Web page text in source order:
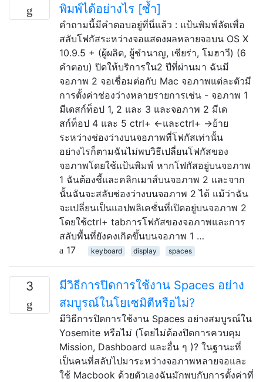
พิมพ์ได้อย่างไร [ซ้ำ]
คำถามนี้มีคำตอบอยู่ที่นี่แล้ว : แป้นพิมพ์ลัดเพื่อ
สลับโฟกัสระหว่างจอแสดงผลหลายจอบน OS X
10.9.5 + (ผู้ผลิต, ผู้ชำนาญ, เซียร่า, โมฮาวี) (6
คำตอบ) ปิดให้บริการใน2 ปีที่ผ่านมา ฉันมี
จอภาพ 2 จอเชื่อมต่อกับ Mac จอภาพแต่ละตัวมี
การตั้งค่าช่องว่างหลายรายการเช่น - จอภาพ 1
มีเดสก์ท็อป 1, 2 และ 3 และจอภาพ 2 มีเด
สก์ท็อป 4 และ 5 ctrl+ ←และctrl+ →ย้าย
ระหว่างช่องว่างบนจอภาพที่โฟกัสเท่านั้น
อย่างไรก็ตามฉันไม่พบวิธีเปลี่ยนโฟกัสของ
จอภาพโดยใช้แป้นพิมพ์ หากโฟกัสอยู่บนจอภาพ
1 ฉันต้องชี้และคลิกเมาส์บนจอภาพ 2 และจาก
นั้นฉันจะสลับช่องว่างบนจอภาพ 2 ได้ แม้ว่าฉัน
จะเปลี่ยนเป็นแอปพลิเคชั่นที่เปิดอยู่บนจอภาพ 2
โดยใช้ctrl+ tabการโฟกัสของจอภาพและการ
สลับพื้นที่ยังคงเกิดขึ้นบนจอภาพ 1 …
17
keyboard display spaces
3
มีวิธีการปิดการใช้งาน Spaces อย่าง
สมบูรณ์ในโยเซมิตีหรือไม่?
มีวิธีการปิดการใช้งาน Spaces อย่างสมบูรณ์ใน
Yosemite หรือไม่ (โดยไม่ต้องปิดการควบคุม
Mission, Dashboard และอื่น ๆ )? ในฐานะที่
เป็นคนที่สลับไปมาระหว่างจอภาพหลายจอและ
ใช้ Macbook ด้วยตัวเองฉันมักพบกับการตั้งค่าที่